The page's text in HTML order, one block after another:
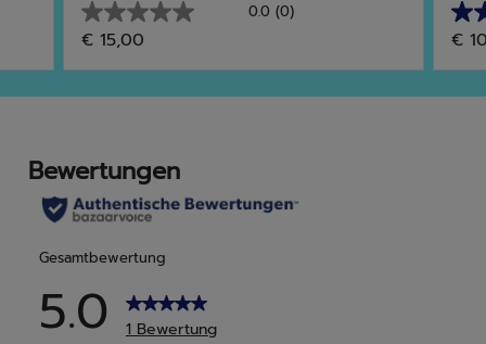
0.0 (0)
0.0
von
5
Sternen.
€ 15,00
4.0
von
5
€